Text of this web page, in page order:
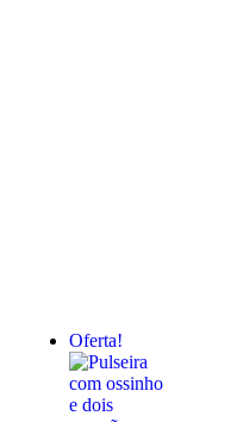
Oferta!